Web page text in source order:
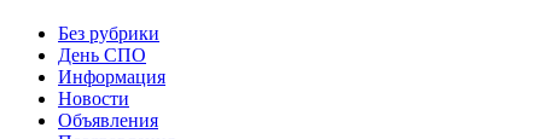
Без рубрики
День СПО
Информация
Новости
Объявления